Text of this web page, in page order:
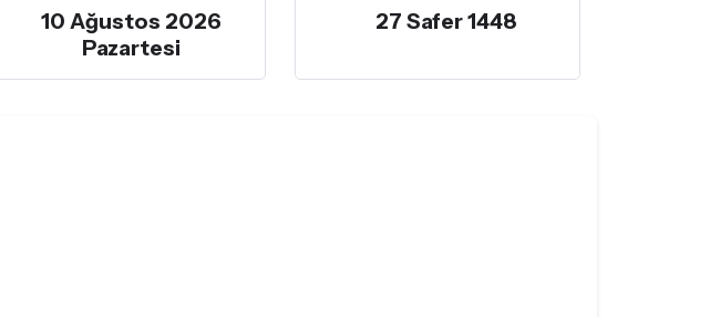
10 Ağustos 2026
Pazartesi
27 Safer 1448